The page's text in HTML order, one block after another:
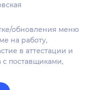
обновления меню
на работу,
в аттестации и
с поставщиками,